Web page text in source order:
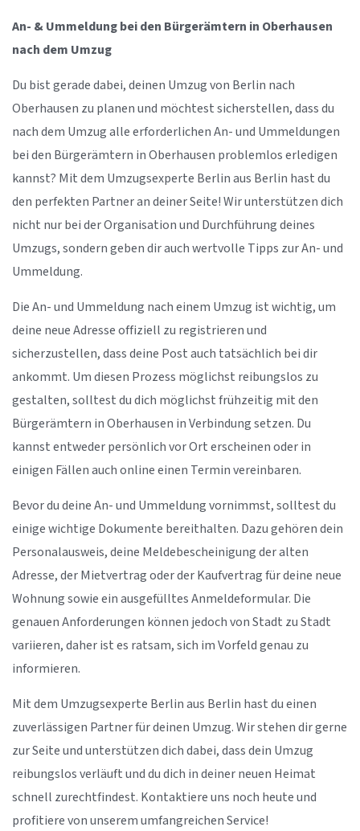
An- & Ummeldung bei den Bürgerämtern in Oberhausen
nach dem Umzug
Du bist gerade dabei, deinen Umzug von Berlin nach
Oberhausen zu planen und möchtest sicherstellen, dass du
nach dem Umzug alle erforderlichen An- und Ummeldungen
bei den Bürgerämtern in Oberhausen problemlos erledigen
kannst? Mit dem Umzugsexperte Berlin aus Berlin hast du
den perfekten Partner an deiner Seite! Wir unterstützen dich
nicht nur bei der Organisation und Durchführung deines
Umzugs, sondern geben dir auch wertvolle Tipps zur An- und
Ummeldung.
Die An- und Ummeldung nach einem Umzug ist wichtig, um
deine neue Adresse offiziell zu registrieren und
sicherzustellen, dass deine Post auch tatsächlich bei dir
ankommt. Um diesen Prozess möglichst reibungslos zu
gestalten, solltest du dich möglichst frühzeitig mit den
Bürgerämtern in Oberhausen in Verbindung setzen. Du
kannst entweder persönlich vor Ort erscheinen oder in
einigen Fällen auch online einen Termin vereinbaren.
Bevor du deine An- und Ummeldung vornimmst, solltest du
einige wichtige Dokumente bereithalten. Dazu gehören dein
Personalausweis, deine Meldebescheinigung der alten
Adresse, der Mietvertrag oder der Kaufvertrag für deine neue
Wohnung sowie ein ausgefülltes Anmeldeformular. Die
genauen Anforderungen können jedoch von Stadt zu Stadt
variieren, daher ist es ratsam, sich im Vorfeld genau zu
informieren.
Mit dem Umzugsexperte Berlin aus Berlin hast du einen
zuverlässigen Partner für deinen Umzug. Wir stehen dir gerne
zur Seite und unterstützen dich dabei, dass dein Umzug
reibungslos verläuft und du dich in deiner neuen Heimat
schnell zurechtfindest. Kontaktiere uns noch heute und
profitiere von unserem umfangreichen Service!